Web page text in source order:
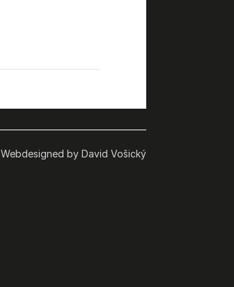
Webdesigned by David Vošický